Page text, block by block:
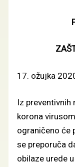
17. ožujka
Iz preventivnih
korona
ograničeno će
se preporuča
obilaze urede